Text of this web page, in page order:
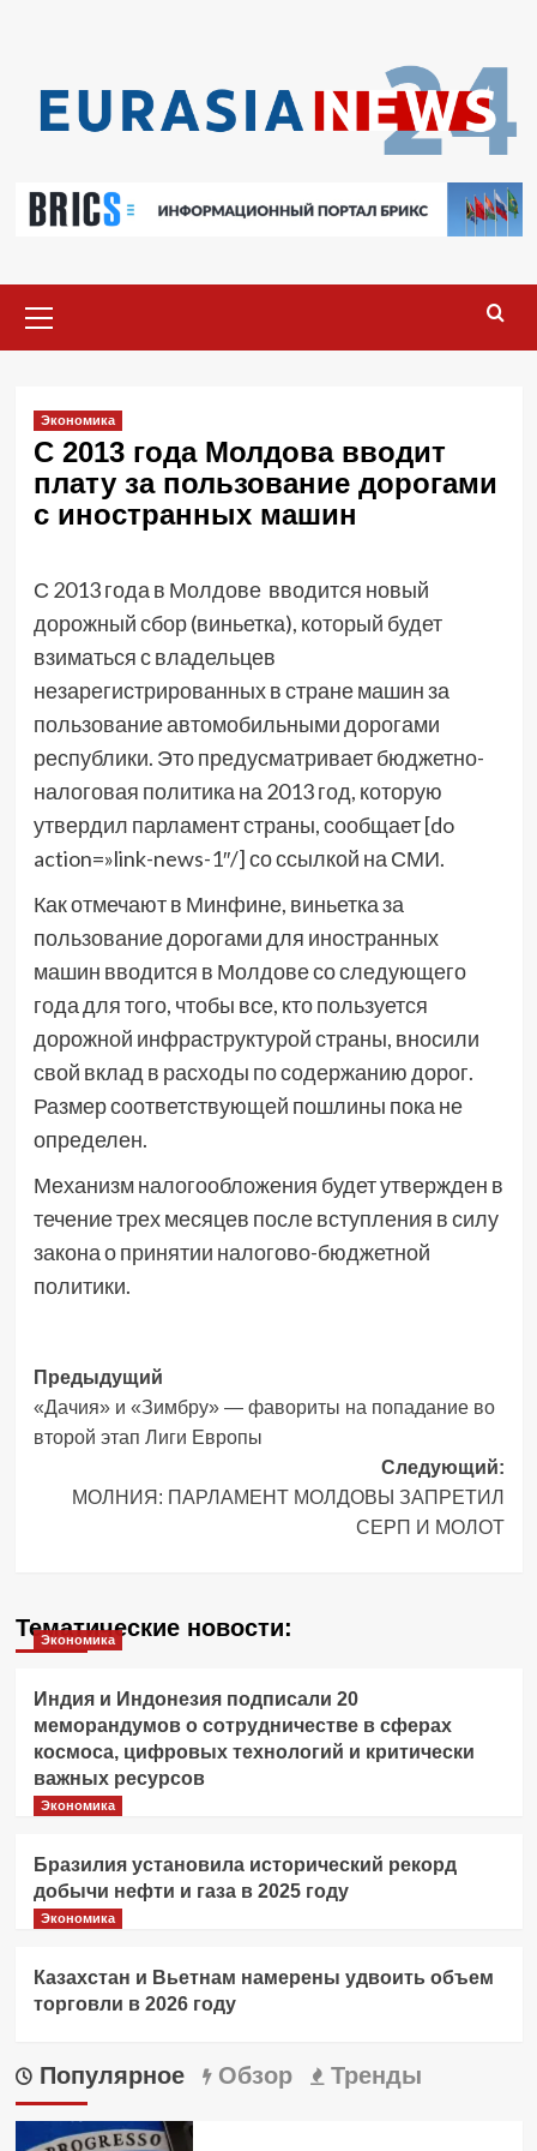
меню
Экономика
С 2013 года Молдова вводит
плату за пользование дорогами
с иностранных машин
С 2013 года в Молдове вводится новый
дорожный сбор (виньетка), который будет
взиматься с владельцев
незарегистрированных в стране машин за
пользование автомобильными дорогами
республики. Это предусматривает бюджетно-
налоговая политика на 2013 год, которую
утвердил парламент страны, сообщает [do
action=»link-news-1″/] со ссылкой на СМИ.
Как отмечают в Минфине, виньетка за
пользование дорогами для иностранных
машин вводится в Молдове со следующего
года для того, чтобы все, кто пользуется
дорожной инфраструктурой страны, вносили
свой вклад в расходы по содержанию дорог.
Размер соответствующей пошлины пока не
определен.
Механизм налогообложения будет утвержден в
течение трех месяцев после вступления в силу
закона о принятии налогово-бюджетной
политики.
Навигация
записи
Предыдущий
«Дачия» и «Зимбру» — фавориты на попадание во
второй этап Лиги Европы
Следующий:
МОЛНИЯ: ПАРЛАМЕНТ МОЛДОВЫ ЗАПРЕТИЛ
СЕРП И МОЛОТ
Тематические новости:
Экономика
Индия и Индонезия подписали 20
меморандумов о сотрудничестве в сферах
космоса, цифровых технологий и критически
важных ресурсов
Экономика
Бразилия установила исторический рекорд
добычи нефти и газа в 2025 году
Экономика
Казахстан и Вьетнам намерены удвоить объем
торговли в 2026 году
Популярное Обзор Тренды